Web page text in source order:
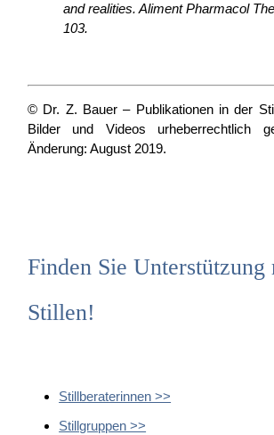
and realities. Aliment Pharmacol
103.
© Dr. Z. Bauer – Publikationen in der
Bilder und Videos urheberrechtlich
Änderung: August 2019.
Finden Sie Unterstützung
Stillen!
Stillberaterinnen >>
Stillgruppen >>